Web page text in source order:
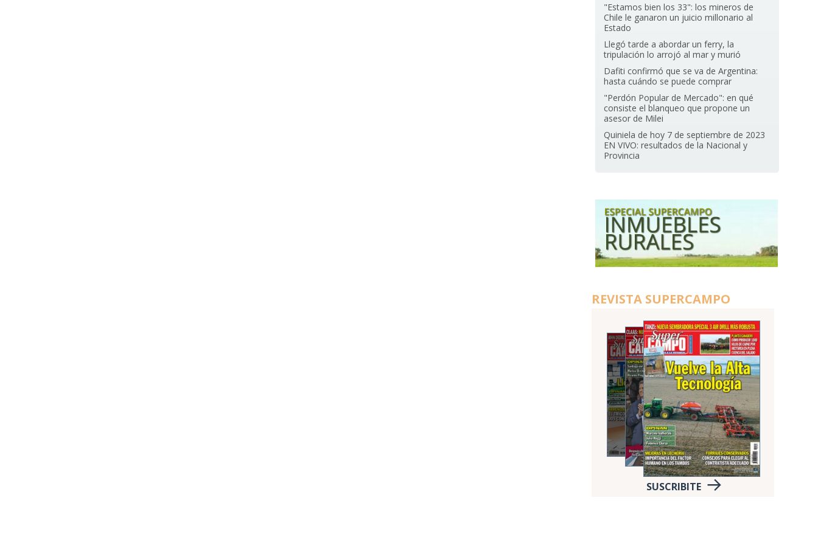
"Estamos bien los 33": los mineros de
Chile le ganaron un juicio millonario al
Estado
Llegó tarde a abordar un ferry, la
tripulación lo arrojó al mar y murió
Dafiti confirmó que se va de Argentina:
hasta cuándo se puede comprar
"Perdón Popular de Mercado": en qué
consiste el blanqueo que propone un
asesor de Milei
Quiniela de hoy 7 de septiembre de 2023
EN VIVO: resultados de la Nacional y
Provincia
REVISTA SUPERCAMPO
SUSCRIBITE